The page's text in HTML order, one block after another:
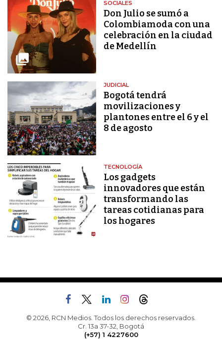
SOCIALES
Don Julio se sumó a
Colombiamoda con una
celebración en la ciudad
de Medellín
JUDICIAL
Bogotá tendrá
movilizaciones y
plantones entre el 6 y el
8 de agosto
TECNOLOGÍA
Los gadgets
innovadores que están
transformando las
tareas cotidianas para
los hogares
© 2026, RCN Medios. Todos los derechos reservados.
Cr. 13a 37-32, Bogotá
(+57) 1 4227600